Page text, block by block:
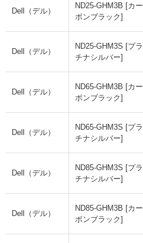
Dell（デル）
ND25-GHM3B [カー
ボンブラック]
Dell（デル）
ND25-GHM3S [プラ
チナシルバー]
Dell（デル）
ND65-GHM3B [カー
ボンブラック]
Dell（デル）
ND65-GHM3S [プラ
チナシルバー]
Dell（デル）
ND85-GHM3S [プラ
チナシルバー]
Dell（デル）
ND85-GHM3B [カー
ボンブラック]